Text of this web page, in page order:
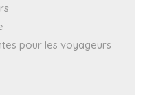
pour les voyageurs